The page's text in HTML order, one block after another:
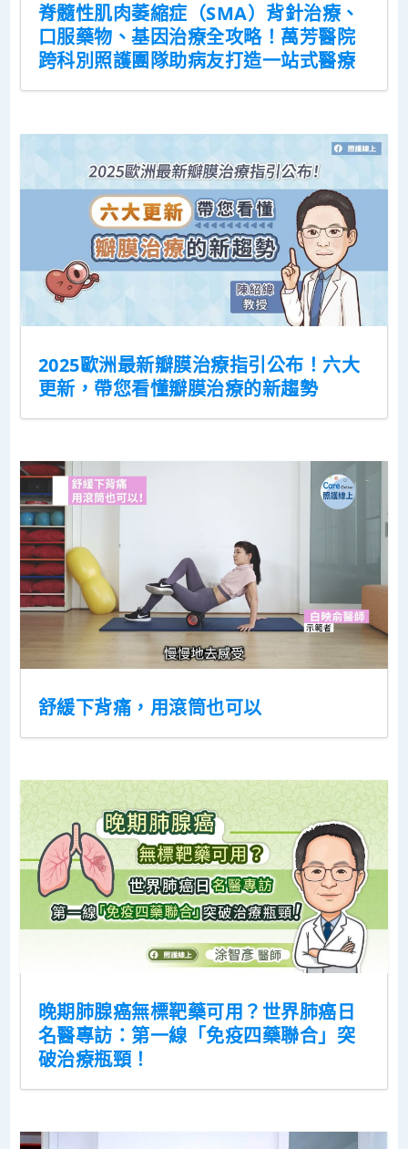
脊髓性肌肉萎縮症（SMA）背針治療、
口服藥物、基因治療全攻略！萬芳醫院
跨科別照護團隊助病友打造一站式醫療
2025歐洲最新瓣膜治療指引公布！六大
更新，帶您看懂瓣膜治療的新趨勢
舒緩下背痛，用滾筒也可以
晚期肺腺癌無標靶藥可用？世界肺癌日
名醫專訪：第一線「免疫四藥聯合」突
破治療瓶頸！